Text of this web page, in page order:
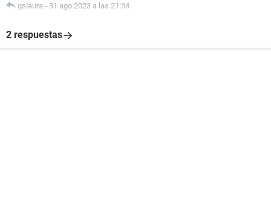
gslaura - 31 ago 2023 a las 21:34
2 respuestas